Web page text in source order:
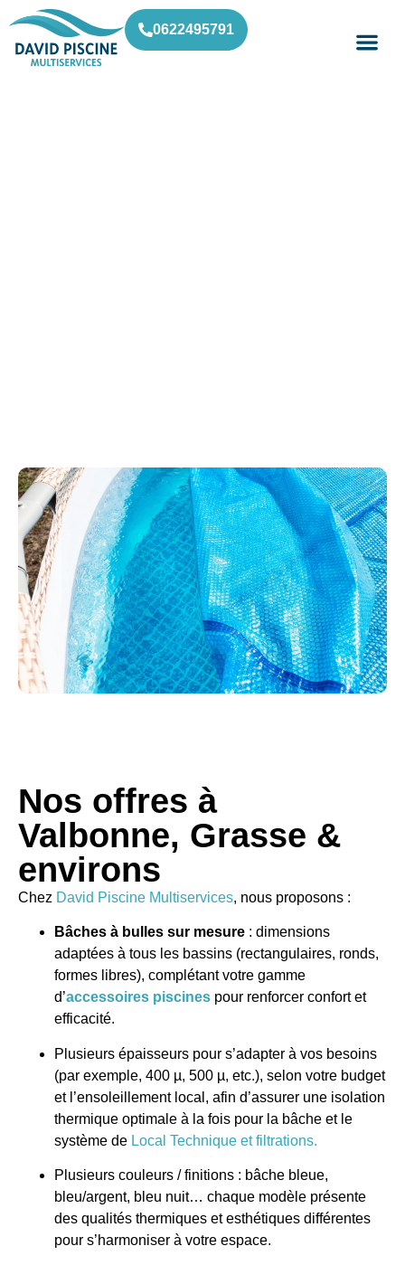
0622495791
Nos offres à
Valbonne, Grasse &
environs
Chez David Piscine Multiservices, nous proposons :
Bâches à bulles sur mesure : dimensions
adaptées à tous les bassins (rectangulaires, ronds,
formes libres), complétant votre gamme
d’accessoires piscines pour renforcer confort et
efficacité.
Plusieurs épaisseurs pour s’adapter à vos besoins
(par exemple, 400 µ, 500 µ, etc.), selon votre budget
et l’ensoleillement local, afin d’assurer une isolation
thermique optimale à la fois pour la bâche et le
système de Local Technique et filtrations.
Plusieurs couleurs / finitions : bâche bleue,
bleu/argent, bleu nuit… chaque modèle présente
des qualités thermiques et esthétiques différentes
pour s’harmoniser à votre espace.